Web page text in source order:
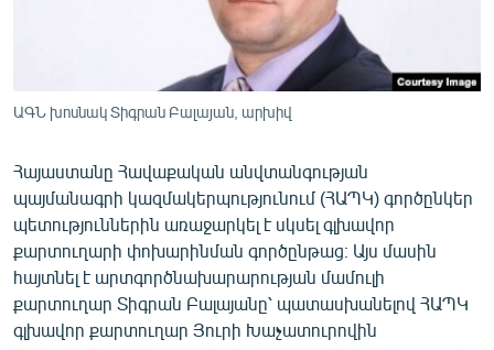
ԿՈՐՈՆԱՎԻՐՈՒՍ
ՏԵՍԱՆՅՈՒԹԵՐ
ԲԱՆԱՎԵՃ
ՁԳՏԵԼՈՎ ԼԱՎԱԳՈՒՅՆԻՆ
ՓՈԴՔԱՍԹ
ԱԳՆ խոսնակ Տիգրան Բալայան, արխիվ
Հայաստանը Հավաքական անվտանգության
պայմանագրի կազմակերպությունում (ՀԱՊԿ) գործընկեր
պետություններին առաջարկել է սկսել գլխավոր
քարտուղարի փոխարինման գործընթաց։ Այս մասին
հայտնել է արտգործնախարարության մամուլի
քարտուղար Տիգրան Բալայանը՝ պատասխանելով ՀԱՊԿ
գլխավոր քարտուղար Յուրի Խաչատուրովին